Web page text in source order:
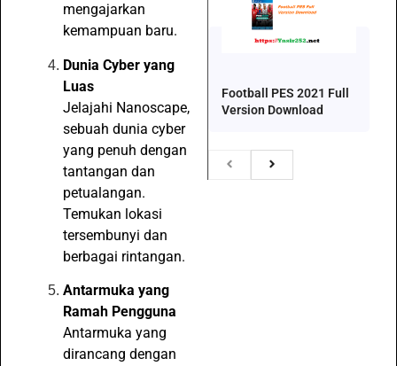
mengajarkan
kemampuan baru.
Dunia Cyber yang
Luas
Jelajahi Nanoscape,
sebuah dunia cyber
yang penuh dengan
tantangan dan
petualangan.
Temukan lokasi
tersembunyi dan
berbagai rintangan.
Antarmuka yang
Ramah Pengguna
Antarmuka yang
dirancang dengan
Football PES 2021 Full
Version Download